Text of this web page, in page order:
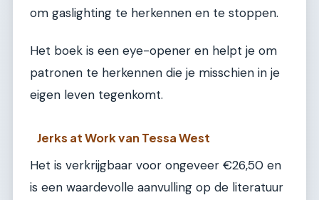
om gaslighting te herkennen en te stoppen.
Het boek is een eye-opener en helpt je om
patronen te herkennen die je misschien in je
eigen leven tegenkomt.
Jerks at Work van Tessa West
Het is verkrijgbaar voor ongeveer €26,50 en
is een waardevolle aanvulling op de literatuur